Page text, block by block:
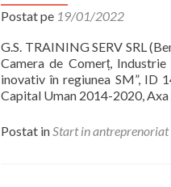
Postat pe 19/01/2022
G.S. TRAINING SERV SRL
Camera de Comerț,
inovativ în regiunea SM”, ID
Capital Uman 2014-2020,
Postat inStart in